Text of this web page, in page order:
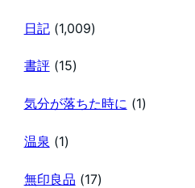
日記(1,009)
書評(15)
気分が落ちた時に (1)
温泉 (1)
無印良品 (17)